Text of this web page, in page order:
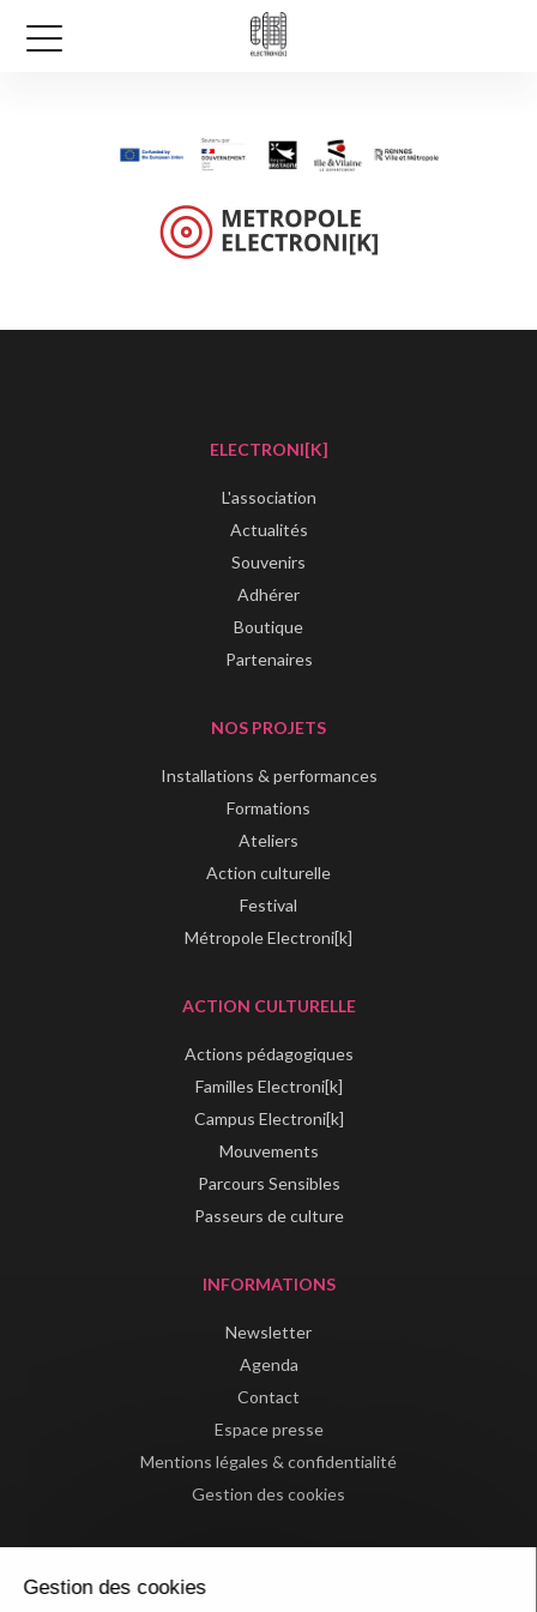
ELECTRONI[K]
L'association
Actualités
Souvenirs
Adhérer
Boutique
Partenaires
NOS PROJETS
Installations & performances
Formations
Ateliers
Action culturelle
Festival
Métropole Electroni[k]
ACTION CULTURELLE
Actions pédagogiques
Familles Electroni[k]
Campus Electroni[k]
Mouvements
Parcours Sensibles
Passeurs de culture
INFORMATIONS
Newsletter
Agenda
Contact
Espace presse
Mentions légales & confidentialité
Gestion des cookies
Gestion des cookies